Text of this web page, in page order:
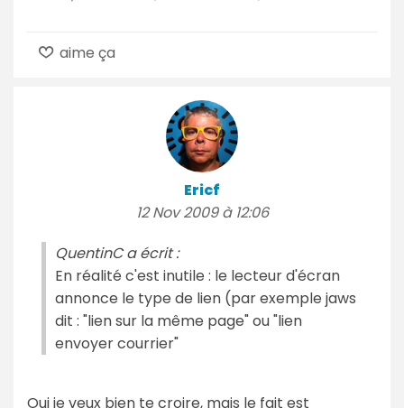
aime ça
Ericf
12 Nov 2009 à 12:06
QuentinC a écrit :
En réalité c'est inutile : le lecteur d'écran
annonce le type de lien (par exemple jaws
dit : "lien sur la même page" ou "lien
envoyer courrier"
Oui je veux bien te croire, mais le fait est